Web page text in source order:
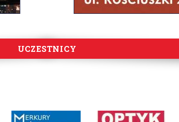
UCZESTNICY